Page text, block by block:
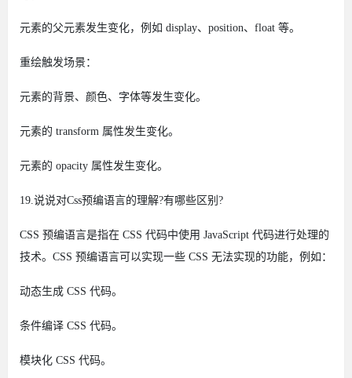
元素的父元素发生变化，例如 display、position、float 等。
重绘触发场景：
元素的背景、颜色、字体等发生变化。
元素的 transform 属性发生变化。
元素的 opacity 属性发生变化。
19.说说对Css预编语言的理解?有哪些区别?
CSS 预编语言是指在 CSS 代码中使用 JavaScript 代码进行处理的
技术。CSS 预编语言可以实现一些 CSS 无法实现的功能，例如：
动态生成 CSS 代码。
条件编译 CSS 代码。
模块化 CSS 代码。